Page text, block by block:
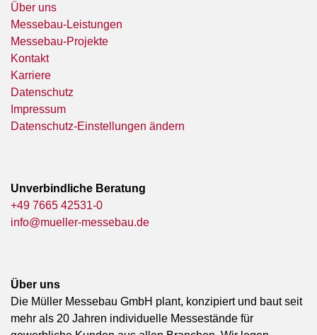
Über uns
Messebau-Leistungen
Messebau-Projekte
Kontakt
Karriere
Datenschutz
Impressum
Datenschutz-Einstellungen ändern
Unverbindliche Beratung
+49 7665 42531-0
info@mueller-messebau.de
Über uns
Die Müller Messebau GmbH plant, konzipiert und baut seit
mehr als 20 Jahren individuelle Messestände für